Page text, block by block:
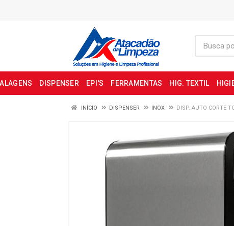
DISPENSER EPI'S FERRAMENTAS HIG. TEXTIL
INÍCIO DISPENSER INOX DISP. AUTO CORTE